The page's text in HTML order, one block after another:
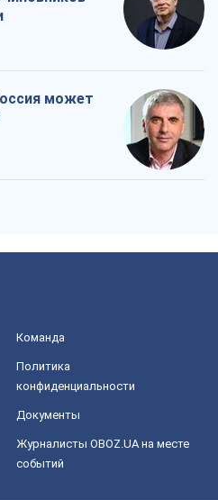
может
Команда
Политика
конфиденциальности
Документы
Журналисты OBOZ.UA на месте
событий